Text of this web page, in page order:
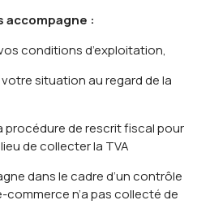
accompagne :
d’exploitation,
situation au regard de la
de rescrit fiscal pour
lieu de collecter la TVA
le cadre d’un contrôle
n’a pas collecté de